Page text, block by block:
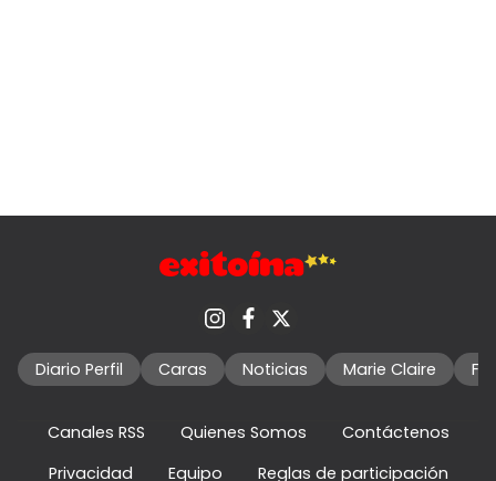
Diario Perfil Caras Noticias Marie Claire
Canales RSS Quienes Somos
Contáctenos
Privacidad
Equipo Reglas de participación